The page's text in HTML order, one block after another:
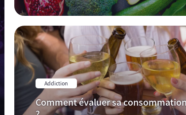
Addiction
Comment évaluer sa